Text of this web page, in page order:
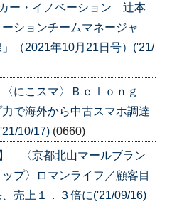
ー・イノベーション 辻本
ションチームマネージャ
（2021年10月21日号）('21/
にこスマ〉Ｂｅｌｏｎｇ
力で海外から中古スマホ調達
10/17) (0660)
】 〈京都北山マールブラン
プ〉ロマンライフ／顧客目
売上１．３倍に('21/09/16)